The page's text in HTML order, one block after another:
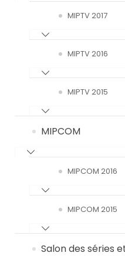
MIPTV 2017
MIPTV 2016
MIPTV 2015
MIPCOM
MIPCOM 2016
MIPCOM 2015
Salon des séries